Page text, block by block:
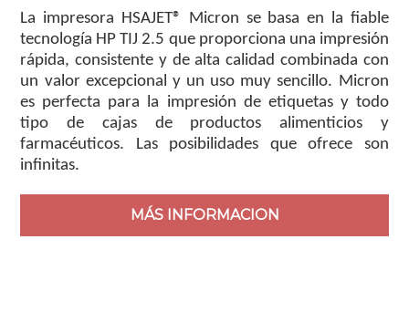
La impresora HSAJET® Micron se basa en la fiable
tecnología HP TIJ 2.5 que proporciona una impresión
rápida, consistente y de alta calidad combinada con
un valor excepcional y un uso muy sencillo. Micron
es perfecta para la impresión de etiquetas y todo
tipo de cajas de productos alimenticios y
farmacéuticos. Las posibilidades que ofrece son
infinitas.
MÁS INFORMACION